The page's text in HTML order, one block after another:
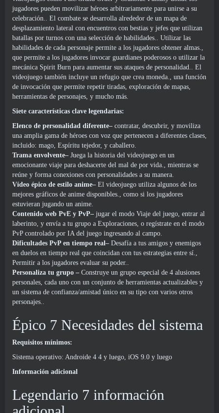
jugadores pueden movilizar héroes arbitrariamente para unirse a su
celebración.. El combate se desarrolla alrededor de un mapa de
desplazamiento lateral con encuentros con bestias y jefes que utilizan
batallas por turnos con una selección de habilidades.. Utilizar las
habilidades de cada personaje permite a los jugadores obtener almas.,
que permite a los jugadores invocar guardianes poderosos o utilizar la
mecánica Spirit Burn para aumentar sus ataques de personalidad.. El
videojuego también incluye un refugio que crea moneda., una función
de invocación que permite repetir tiradas, exploración de mapas,
herramientas de personajes, y mucho más.
Siete características clave legendarias:
Elenco de personalidad diferente– contratar, descubrir, y moviliza
una amplia gama de héroes con voz que pertenecen a diferentes clases,
incluido: mago, Espíritu tejedor, y caballero.
Trama envolvente– Juega la historia del videojuego en un
emocionante viaje para deshacerte del mal de por vida., mientras se
reúne y forma conexiones con personalidades a su manera.
Vídeo épico de estilo anime– El videojuego utiliza algunos de los
mejores gráficos de anime disponibles., como si los jugadores
estuvieran jugando un anime.
Contenido web PvE y PvP– jugar el modo Viaje del juego, entrar al
laberinto, y envía a tu grupo a Exploraciones, o regístrate en el modo
PvP controlado por IA del juego ingresando al campo.
Dificultades PvP en tiempo real– Desafía a tus amigos y enemigos
en duelos en tiempo real que coincidan con tus estrategias entre sí.,
Permitir a los jugadores evaluar su poder..
Personaliza tu grupo – Construye un grupo especial de 4 alusiones
personales, cada uno con un conjunto de herramientas actualizables y
un sistema de confianza/amistad único en su tipo con varios otros
personajes..
Épico 7 Necesidades del sistema
Requisitos mínimos:
Sistema operativo: Androide 4 4 y luego, iOS 9.0 y luego
Información adicional
Legendario 7 información